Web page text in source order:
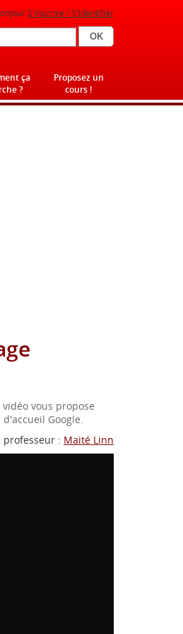
S'inscrire / S'identifier
ça
?
Proposez un
cours !
vous propose
Google.
professeur : Maité Linn